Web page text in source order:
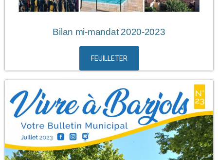
Bilan mi-mandat 2020-2023
FEUILLETER